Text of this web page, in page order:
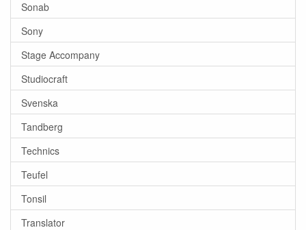
Sonab
Sony
Stage Accompany
Studiocraft
Svenska
Tandberg
Technics
Teufel
Tonsil
Translator